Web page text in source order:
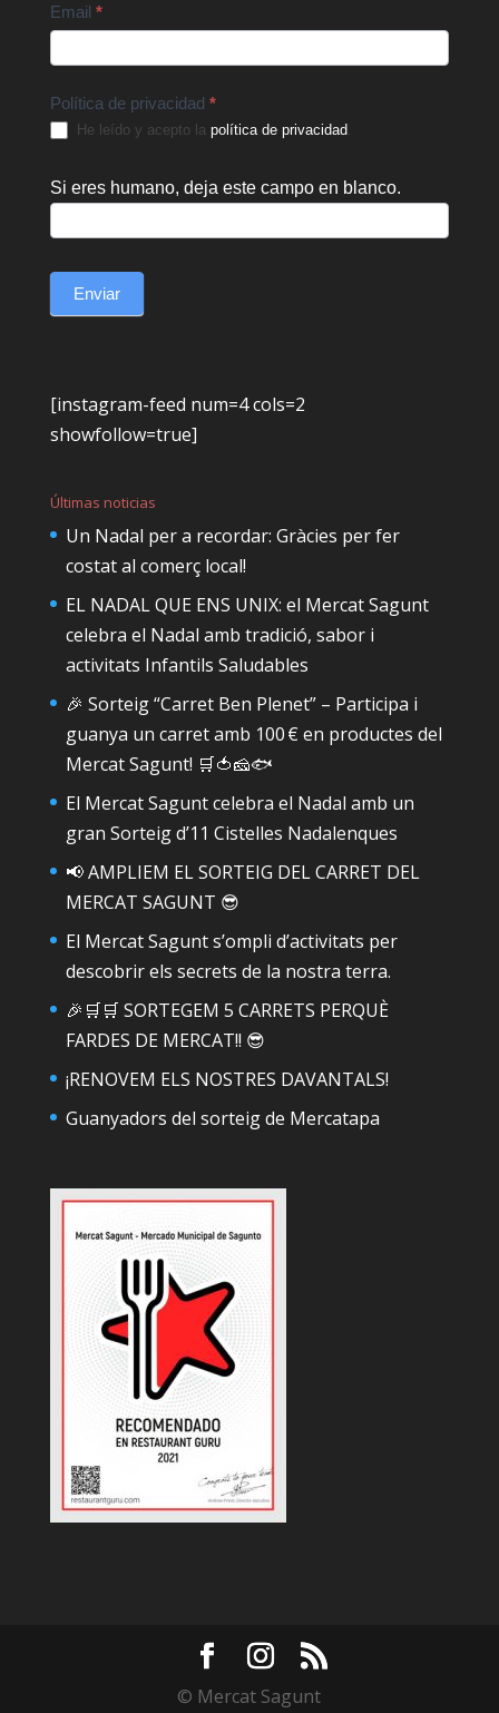
Email *
Política de privacidad *
He leído y acepto la política de privacidad
Si eres humano, deja este campo en blanco.
Enviar
[instagram-feed num=4 cols=2
showfollow=true]
Últimas noticias
Un Nadal per a recordar: Gràcies per fer
costat al comerç local!
EL NADAL QUE ENS UNIX: el Mercat Sagunt
celebra el Nadal amb tradició, sabor i
activitats Infantils Saludables
🎉 Sorteig “Carret Ben Plenet” – Participa i
guanya un carret amb 100 € en productes del
Mercat Sagunt! 🛒🍅🧀🐟
El Mercat Sagunt celebra el Nadal amb un
gran Sorteig d’11 Cistelles Nadalenques
📢 AMPLIEM EL SORTEIG DEL CARRET DEL
MERCAT SAGUNT 😎
El Mercat Sagunt s’ompli d’activitats per
descobrir els secrets de la nostra terra.
🎉🛒🛒 SORTEGEM 5 CARRETS PERQUÈ
FARDES DE MERCAT!! 😎
¡RENOVEM ELS NOSTRES DAVANTALS!
Guanyadors del sorteig de Mercatapa
© Mercat Sagunt